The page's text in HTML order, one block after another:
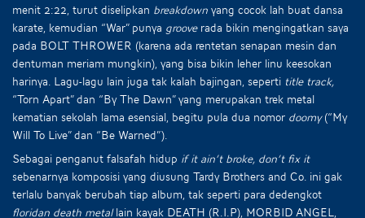
menit 2:22, turut diselipkan breakdown yang cocok lah buat dansa
karate, kemudian “War” punya grooverada bikin mengingatkan saya
pada BOLT THROWER (karena ada rentetan senapan mesin dan
dentuman meriam mungkin), yang bisa bikin leher linu keesokan
harinya. Lagu-lagu lain juga tak kalah bajingan, seperti title track,
“Torn Apart” dan “By The Dawn” yang merupakan trek metal
kematian sekolah lama esensial, begitu pula dua nomor doomy(“My
Will To Live” dan “Be Warned”).
Sebagai penganut falsafah hidup if it ain’t broke, don’t fix it
sebenarnya komposisi yang diusung Tardy Brothers and Co. ini gak
terlalu banyak berubah tiap album, tak seperti para dedengkot
floridan death metallain kayak DEATH (R.I.P), MORBID ANGEL,